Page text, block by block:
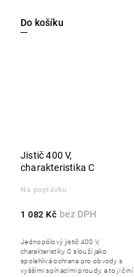
Do košíku
Jistič 400 V,
charakteristika C
Na poptávku
1 082 Kč
Jednopólový jistič 400 V,
charakteristiky C slouží jako
spolehlivá ochrana pro obvody s
vyššími spínacími proudy, a to ji činí